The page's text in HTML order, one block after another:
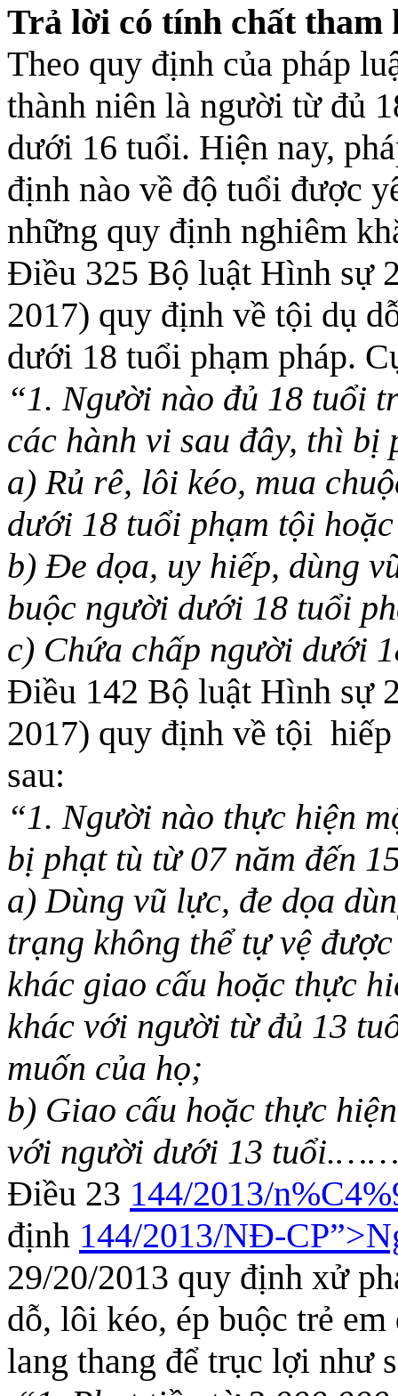
Trả lời có tính chất tham
Theo quy định của pháp
thành niên là người từ đủ
dưới 16 tuổi. Hiện nay,
định nào về độ tuổi được
những quy định nghiêm
Điều 325 Bộ luật Hình sự
2017) quy định về tội dụ
dưới 18 tuổi phạm pháp.
“1. Người nào đủ 18 tuổi
các hành vi sau đây, thì bị
a) Rủ rê, lôi kéo, mua
dưới 18 tuổi phạm tội
b) Đe dọa, uy hiếp, dùng
buộc người dưới 18 tuổi
c) Chứa chấp người dưới
Điều 142 Bộ luật Hình sự
2017) quy định về tội
sau:
“1. Người nào thực hiện
bị phạt tù từ 07 năm đến
a) Dùng vũ lực, đe dọa
trạng không thểtự vệ
khác giao cấu hoặc thực
khác với người từ đủ 13
muốn của họ;
b) Giao cấu hoặc thực
với người dưới 13 tuổi.
Điều 23 144/2013/
định 144/2013/NĐ-
29/20/2013 quy định xử
dỗ, lôi kéo, ép buộc trẻ
lang thang để trục lợi như